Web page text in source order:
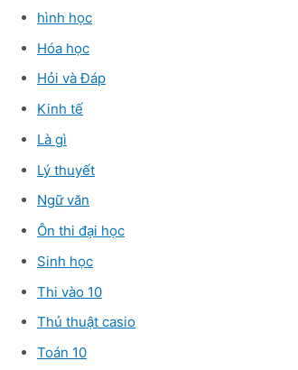
hình học
Hóa học
Hỏi và Đáp
Kinh tế
Là gì
Lý thuyết
Ngữ văn
Ôn thi đại học
Sinh học
Thi vào 10
Thủ thuật casio
Toán 10